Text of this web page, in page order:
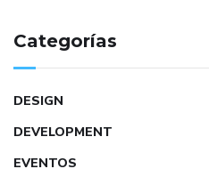
Categorías
DESIGN
DEVELOPMENT
EVENTOS